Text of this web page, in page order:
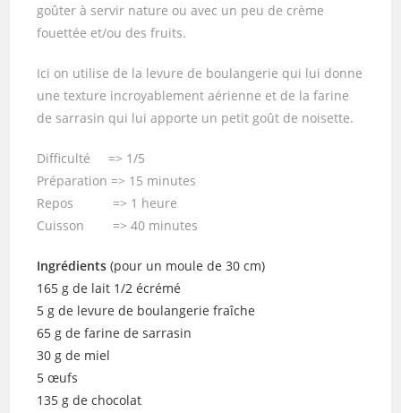
goûter à servir nature ou avec un peu de crème
fouettée et/ou des fruits.
Ici on utilise de la levure de boulangerie qui lui donne
une texture incroyablement aérienne et de la farine
de sarrasin qui lui apporte un petit goût de noisette.
Difficulté => 1/5
Préparation => 15 minutes
Repos => 1 heure
Cuisson => 40 minutes
Ingrédients (pour un moule de 30 cm)
165 g de lait 1/2 écrémé
5 g de levure de boulangerie fraîche
65 g de farine de sarrasin
30 g de miel
5 œufs
135 g de chocolat